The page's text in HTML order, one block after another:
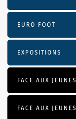
EURO FOOT
EXPOSITIONS
FACE AUX JEUNES
FACE AUX JEUNES